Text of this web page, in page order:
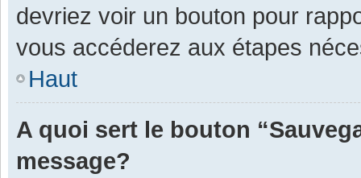
devriez voir un bouton pour
vous accéderez aux étapes
Haut
A quoi sert le bouton
message?